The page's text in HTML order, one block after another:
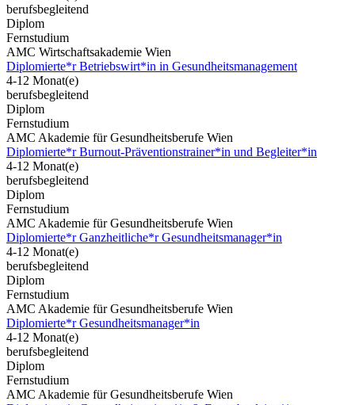
berufsbegleitend
Diplom
Fernstudium
AMC Wirtschaftsakademie Wien
Diplomierte*r Betriebswirt*in in Gesundheitsmanagement
4-12 Monat(e)
berufsbegleitend
Diplom
Fernstudium
AMC Akademie für Gesundheitsberufe Wien
Diplomierte*r Burnout-Präventionstrainer*in und Begleiter*in
4-12 Monat(e)
berufsbegleitend
Diplom
Fernstudium
AMC Akademie für Gesundheitsberufe Wien
Diplomierte*r Ganzheitliche*r Gesundheitsmanager*in
4-12 Monat(e)
berufsbegleitend
Diplom
Fernstudium
AMC Akademie für Gesundheitsberufe Wien
Diplomierte*r Gesundheitsmanager*in
4-12 Monat(e)
berufsbegleitend
Diplom
Fernstudium
AMC Akademie für Gesundheitsberufe Wien